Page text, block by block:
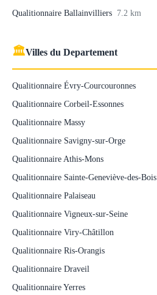
Qualitionnaire Ballainvilliers 7.2 km
🏛Villes du Departement
Qualitionnaire Évry-Courcouronnes
Qualitionnaire Corbeil-Essonnes
Qualitionnaire Massy
Qualitionnaire Savigny-sur-Orge
Qualitionnaire Athis-Mons
Qualitionnaire Sainte-Geneviève-des-Bois
Qualitionnaire Palaiseau
Qualitionnaire Vigneux-sur-Seine
Qualitionnaire Viry-Châtillon
Qualitionnaire Ris-Orangis
Qualitionnaire Draveil
Qualitionnaire Yerres